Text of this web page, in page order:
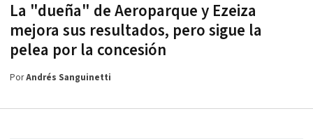
La "dueña" de Aeroparque y Ezeiza
mejora sus resultados, pero sigue la
pelea por la concesión
PorAndrés Sanguinetti